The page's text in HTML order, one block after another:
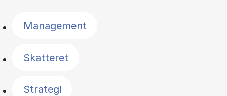
Management
Skatteret
Strategi